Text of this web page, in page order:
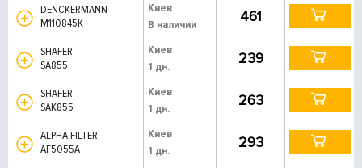
DENCKERMANN
M110845K
Киев
В наличии
461
SHAFER
SA855
Киев
1 дн.
239
SHAFER
SAK855
Киев
1 дн.
263
ALPHA FILTER
AF5055A
Киев
1 дн.
293